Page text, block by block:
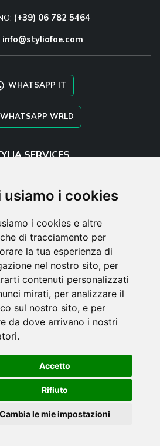
usiamo i cookies
i cookies e altre
di tracciamento per
la tua esperienza di
nel nostro sito, per
contenuti personalizzati
mirati, per analizzare il
sul nostro sito, e per
da dove arrivano i nostri
Accetto
Rifiuto
Cambia le mie impostazioni
(+39) 06 782 5464
info@styliafoe.com
WHATSAPP IT
WHATSAPP WRLD
SERVICES
MADE ORDERS
UTENTE
REGISTRATI
ACCEDI
CARRELLO
s.r.l. © 2025 - Partiva IVA